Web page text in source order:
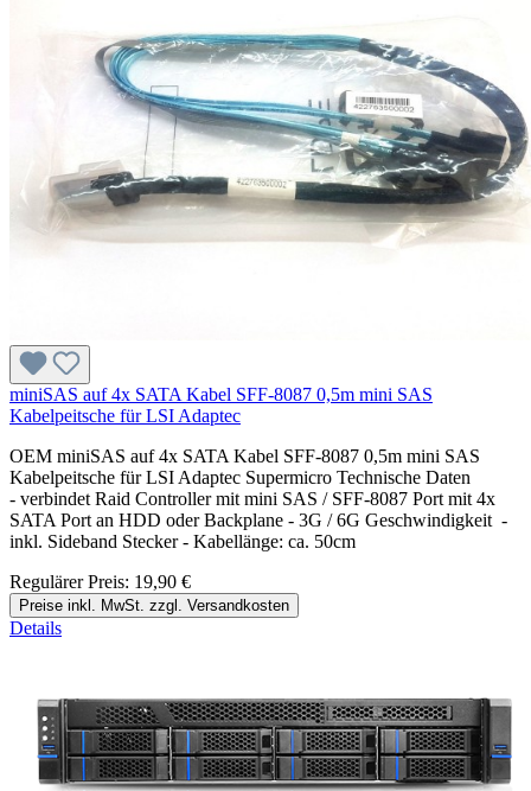
miniSAS auf 4x SATA Kabel SFF-8087 0,5m mini SAS
Kabelpeitsche für LSI Adaptec
OEM miniSAS auf 4x SATA Kabel SFF-8087 0,5m mini SAS
Kabelpeitsche für LSI Adaptec Supermicro Technische Daten
- verbindet Raid Controller mit mini SAS / SFF-8087 Port mit 4x
SATA Port an HDD oder Backplane - 3G / 6G Geschwindigkeit -
inkl. Sideband Stecker - Kabellänge: ca. 50cm
Regulärer Preis: 19,90 €
Preise inkl. MwSt. zzgl. Versandkosten
Details